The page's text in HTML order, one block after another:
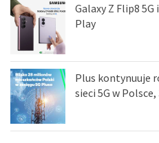
Galaxy Z Flip8
Play
Plus kontynuuje
sieci 5G w